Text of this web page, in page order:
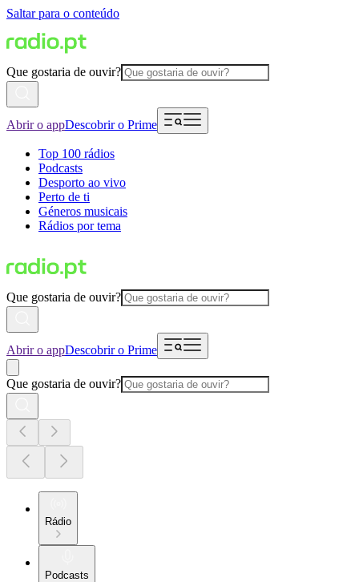
Saltar para o conteúdo
Que gostaria de ouvir?
Abrir o appDescobrir o Prime
Top 100 rádios
Podcasts
Desporto ao vivo
Perto de ti
Géneros musicais
Rádios por tema
Que gostaria de ouvir?
Abrir o appDescobrir o Prime
Que gostaria de ouvir?
Rádio
Podcasts